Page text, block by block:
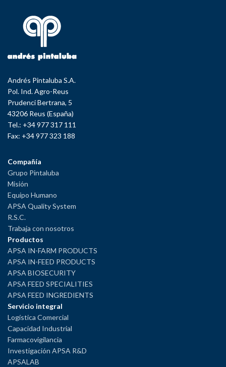
Andrés Pintaluba S.A.
Pol. Ind. Agro-Reus
Prudenci Bertrana, 5
43206 Reus (España)
Tel.: +34 977 317 111
Fax: +34 977 323 188
Compañía
Grupo Pintaluba
Misión
Equipo Humano
APSA Quality System
R.S.C.
Trabaja con nosotros
Productos
APSA IN-FARM PRODUCTS
APSA IN-FEED PRODUCTS
APSA BIOSECURITY
APSA FEED SPECIALITIES
APSA FEED INGREDIENTS
Servicio integral
Logística Comercial
Capacidad Industrial
Farmacovigilancia
Investigación APSA R&D
APSALAB